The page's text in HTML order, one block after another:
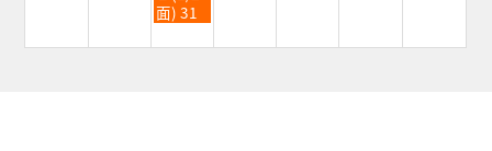
月
2nd
2026
面) 31